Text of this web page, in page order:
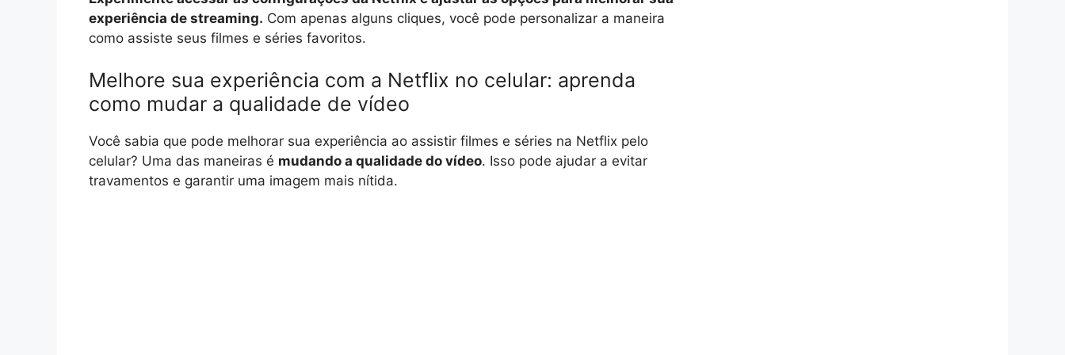
experiência de streaming. Com apenas alguns cliques, você pode personalizar a maneira
como assiste seus filmes e séries favoritos.
Melhore sua experiência com a Netflix no celular: aprenda
como mudar a qualidade de vídeo
Você sabia que pode melhorar sua experiência ao assistir filmes e séries na Netflix pelo
celular? Uma das maneiras é mudando a qualidade do vídeo. Isso pode ajudar a evitar
travamentos e garantir uma imagem mais nítida.